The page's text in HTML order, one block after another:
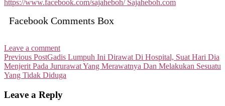
Facebook Comments Box
Leave a comment
Post
navigation
Previous PostGadis Lumpuh Ini Dirawat Di Hospital, Suat Hari Dia
Menjerit Pada Jururawat Yang Merawatnya Dan Melakukan Sesuatu
Yang Tidak Diduga
Leave a Reply